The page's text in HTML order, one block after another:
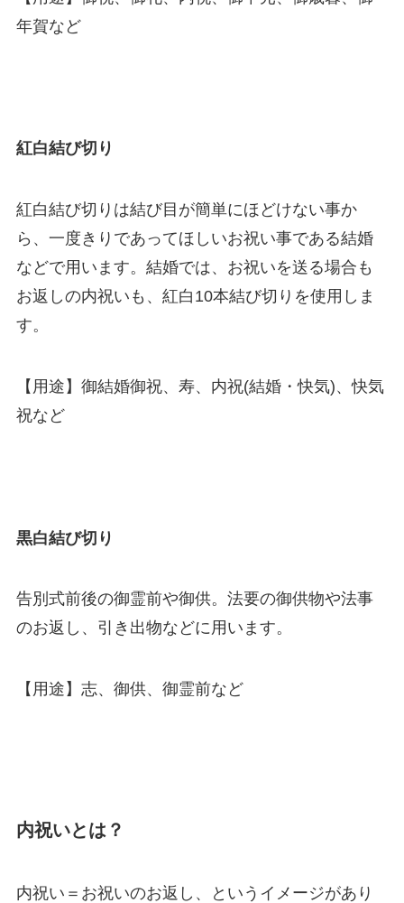
年賀など
紅白結び切り
紅白結び切りは結び目が簡単にほどけない事か
ら、一度きりであってほしいお祝い事である結婚
などで用います。結婚では、お祝いを送る場合も
お返しの内祝いも、紅白10本結び切りを使用しま
す。
【用途】御結婚御祝、寿、内祝(結婚・快気)、快気
祝など
黒白結び切り
告別式前後の御霊前や御供。法要の御供物や法事
のお返し、引き出物などに用います。
【用途】志、御供、御霊前など
内祝いとは？
内祝い＝お祝いのお返し、というイメージがあり